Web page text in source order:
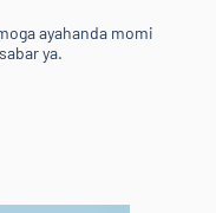
ayahanda momi
ya.